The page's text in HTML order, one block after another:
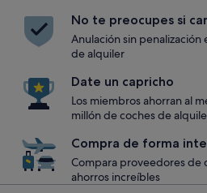
No te preocupes si
Anulación sin penalización
de alquiler
Date un capricho
Los miembros ahorran al
millón de coches de
Compra de forma
Compara proveedores de
ahorros increíbles